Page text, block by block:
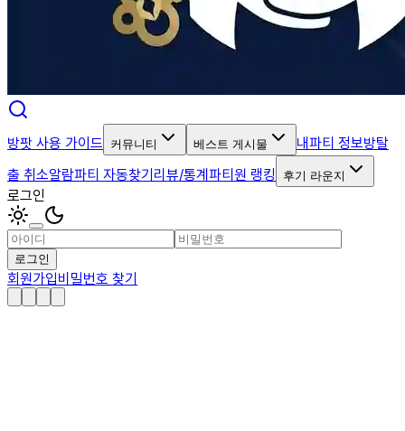
방팟 사용 가이드 커뮤니티 베스트 게시물 내파티 정보방탈
출 취소알람파티 자동찾기리뷰/통계파티원 랭킹 후기 라운지
로그인
로그인
회원가입비밀번호 찾기